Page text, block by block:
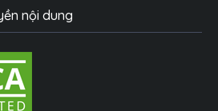
nội dung